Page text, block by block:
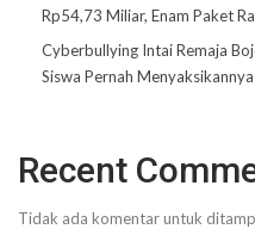
Rp54,73 Miliar, Enam Paket
Cyberbullying Intai Remaja
Siswa Pernah Menyaksikannya
Recent
Tidak ada komentar untuk